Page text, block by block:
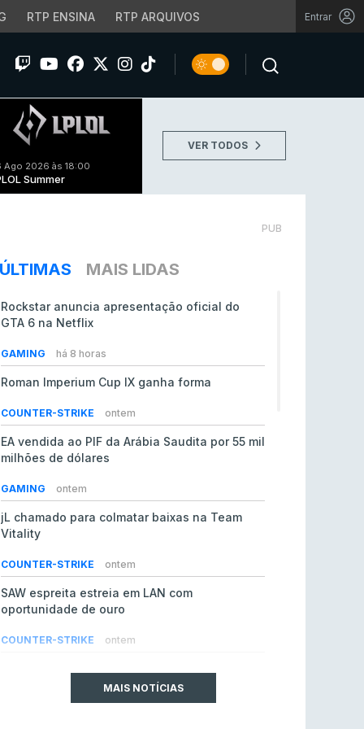
RTP ENSINA RTP ARQUIVOS Entrar
Ago 2026 às 18:00
Summer
VER TODOS
PUB
ÚLTIMAS MAIS LIDAS
Rockstar anuncia apresentação oficial do
GTA 6 na Netflix
GAMING há 8 horas
Roman Imperium Cup IX ganha forma
COUNTER-STRIKE ontem
EA vendida ao PIF da Arábia Saudita por 55 mil
milhões de dólares
GAMING ontem
jL chamado para colmatar baixas na Team
Vitality
COUNTER-STRIKE ontem
SAW espreita estreia em LAN com
oportunidade de ouro
COUNTER-STRIKE ontem
do Counter-Strike 2MAIS NOTÍCIAS